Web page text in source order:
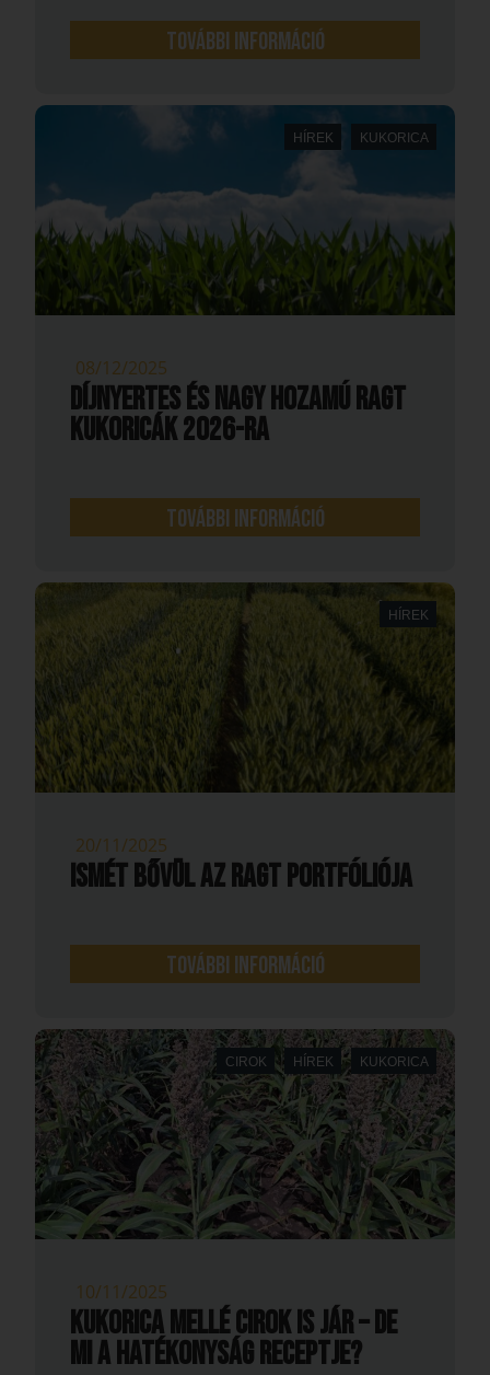
További információ
HÍREK KUKORICA
08/12/2025
Díjnyertes és nagy hozamú RAGT
kukoricák 2026-ra
További információ
HÍREK
20/11/2025
ISMÉT BŐVÜL AZ RAGT PORTFÓLIÓJA
További információ
CIROK HÍREK KUKORICA
10/11/2025
Kukorica mellé cirok is jár – de
mi a hatékonyság receptje?